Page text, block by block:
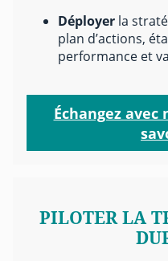
Déployer la
plan d’actions,
performance et
Échangez
PILOTER LA